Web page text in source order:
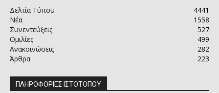
Δελτία Τύπου
4441
Νέα
1558
Συνεντεύξεις
527
Ομιλίες
499
Ανακοινώσεις
282
Άρθρα
223
ΠΛΗΡΟΦΟΡΙΕΣ ΙΣΤΟΤΟΠΟΥ